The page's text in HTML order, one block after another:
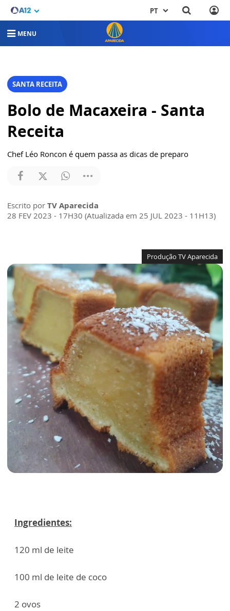
PT
MENU
SANTA RECEITA
Bolo de Macaxeira - Santa
Receita
Chef Léo Roncon é quem passa as dicas de preparo
Escrito por TV Aparecida
28 FEV 2023 - 17H30 (Atualizada em 25 JUL 2023 - 11H13)
Produção TV Aparecida
Ingredientes:
120 ml de leite
100 ml de leite de coco
2 ovos